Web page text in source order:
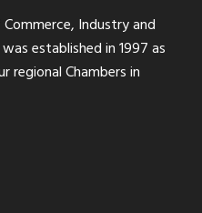
Industry and
established in 1997 as
regional Chambers in